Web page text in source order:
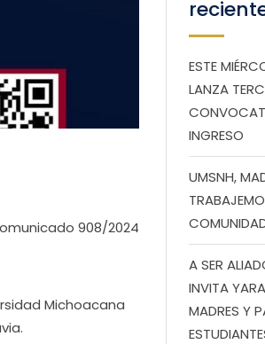
908/2024
Michoacana
ESTE
LANZA
INGRESO
UMSNH,
A SER
INVITA
MADRES Y